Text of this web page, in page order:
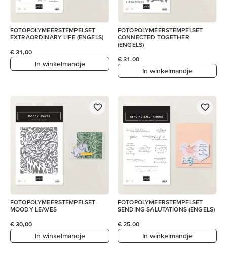
FOTOPOLYMEERSTEMPELSET
EXTRAORDINARY LIFE (ENGELS)
€ 31,00
In winkelmandje
FOTOPOLYMEERSTEMPELSET
CONNECTED TOGETHER
(ENGELS)
€ 31,00
In winkelmandje
FOTOPOLYMEERSTEMPELSET
MOODY LEAVES
€ 30,00
In winkelmandje
FOTOPOLYMEERSTEMPELSET
SENDING SALUTATIONS (ENGELS)
€ 25,00
In winkelmandje